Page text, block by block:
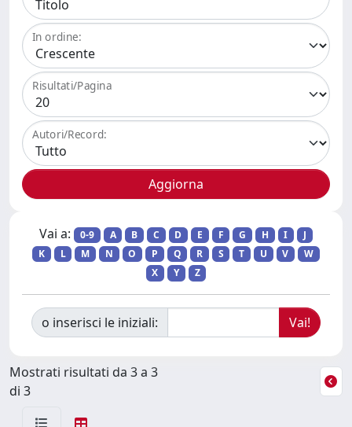
In ordine:
Risultati/Pagina
Autori/Record:
Vai a: 0-9 A B C D E F G H I
J
K
L M N O P Q R S T U V
W
X
Y Z
o inserisci le iniziali:
Mostrati risultati da 3 a 3
di 3